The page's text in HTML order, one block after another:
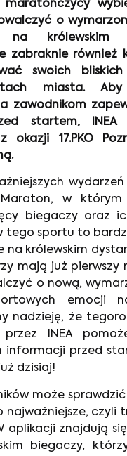
o
na królewskim
zabraknie również
swoich
miasta.
zawodnikom
startem,
okazji 17.PKO
w którym
biegaczy oraz
tego sportu to
na królewskim
mają już pierwszy
o nową,
emocji
nadzieję, że
przez INEA
informacji przed
dzisiaj!
może
najważniejsze, czyli
aplikacji znajdują
biegaczy,